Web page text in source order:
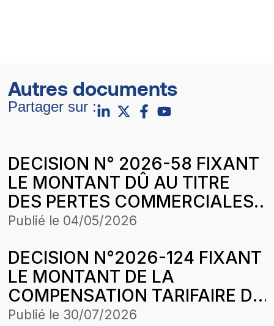
Autres documents
Partager sur :
DECISION N° 2026-58 FIXANT
LE MONTANT DÛ AU TITRE
DES PERTES COMMERCIALES
SUBIES PAR LA SOCIETE
SERVICES (PETROSEN T&S)
SUR DES CESSIONS DE GAZ
BUTANE SUR LA PERIODE
D’APPLICATION DE LA
Publié le 04/05/2026
DECISION N°2026-124 FIXANT
LE MONTANT DE LA
COMPENSATION TARIFAIRE DU
MOIS DE FEVRIER 2026 DE SCL
Publié le 30/07/2026